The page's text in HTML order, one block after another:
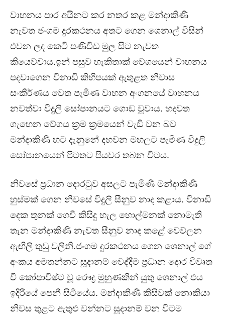
වාහනය පාර අයිනට කර නතර කළ මන්දාකිණි
නැවත ජංගම දුරකථනය අතට ගෙන ශෙනාල් විසින්
එවන ලද කෙටි පණිවිඩ මුල සිට නැවත
කියෙව්වාය.ඉන් පසුව හැකිතාක් වේගයෙන් වාහනය
පදවාගෙන විනාඩි කිහිපයක් ඇතුළත නිවාස
සංකීර්ණය වෙත පැමිණ වාහන අංගනයේ වාහනය
නවත්වා විදුලි සෝපානයට ගොඩ වූවාය. හදවත
ගැහෙන වේගය ක්‍රම ක්‍රමයෙන් වැඩි වන බව
මන්දාකිණි හට දැනුනේ දහවන මහලට පැමිණ විදුලි
සෝපානයෙන් පිටතට පියවර තබන විටය.
නිවසේ ප්‍රධාන දොරටුව අසලට පැමිණි මන්දාකිණි
හුස්මක් ගෙන නිවසේ විදුලි සීනුව නාද කළාය. විනාඩි
දෙක තුනක් ගෙවී කිසිදු හැල හොල්මනක් නොමැති
තැන මන්දාකිණි නැවත සීනුව නාද කළේ වෙව්ලන
ඇඟිලි තුඩු වලිනි.ජංගම දුරකථනය ගෙන ශෙනාල් ගේ
අංකය අමතන්නට සූදානම් වෙද්දීම ප්‍රධාන දොර විවෘත
වී කෝපාවිෂ්ට වූ රෞද්‍ර මුහුණකින් යුතු ශෙනාල් එය
ඉදිරියේ පෙනී සිටියේය. මන්දාකිණි කිසිවක් නොකියා
නිවස තුළට ඇතුළු වන්නට සූදානම් වන විටම